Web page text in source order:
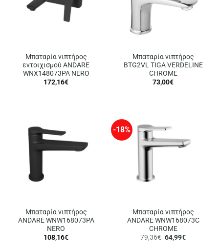
Μπαταρία νιπτήρος
εντοιχισμού ANDARE
WNX148073PA NERO
172,16€
Μπαταρία νιπτήρος
BTG2VL TIGA VERDELINE
CHROME
73,00€
Μπαταρία νιπτήρος
ANDARE WNW168073PA
NERO
108,16€
-18%
Μπαταρία νιπτήρος
ANDARE WNW168073C
CHROME
79,36€ Original
price
64,99€Η